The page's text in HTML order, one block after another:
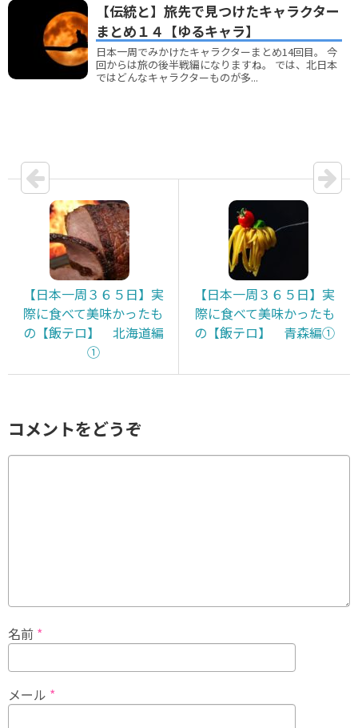
【伝統と】旅先で見つけたキャラクター
まとめ１４【ゆるキャラ】
日本一周でみかけたキャラクターまとめ14回目。 今
回からは旅の後半戦編になりますね。 では、北日本
ではどんなキャラクターものが多...
【日本一周３６５日】実
際に食べて美味かったも
の【飯テロ】 北海道編
①
【日本一周３６５日】実
際に食べて美味かったも
の【飯テロ】 青森編①
コメントをどうぞ
名前 *
メール *